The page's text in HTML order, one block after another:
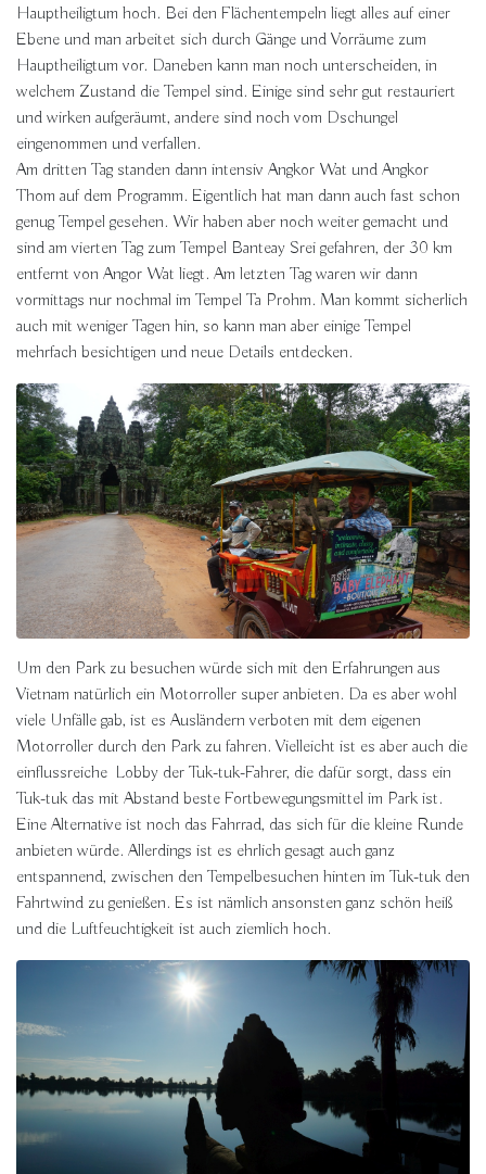
Hauptheiligtum hoch. Bei den Flächentempeln liegt alles auf einer
Ebene und man arbeitet sich durch Gänge und Vorräume zum
Hauptheiligtum vor. Daneben kann man noch unterscheiden, in
welchem Zustand die Tempel sind. Einige sind sehr gut restauriert
und wirken aufgeräumt, andere sind noch vom Dschungel
eingenommen und verfallen.
Am dritten Tag standen dann intensiv Angkor Wat und Angkor
Thom auf dem Programm. Eigentlich hat man dann auch fast schon
genug Tempel gesehen. Wir haben aber noch weiter gemacht und
sind am vierten Tag zum Tempel Banteay Srei gefahren, der 30 km
entfernt von Angor Wat liegt. Am letzten Tag waren wir dann
vormittags nur nochmal im Tempel Ta Prohm. Man kommt sicherlich
auch mit weniger Tagen hin, so kann man aber einige Tempel
mehrfach besichtigen und neue Details entdecken.
Um den Park zu besuchen würde sich mit den Erfahrungen aus
Vietnam natürlich ein Motorroller super anbieten. Da es aber wohl
viele Unfälle gab, ist es Ausländern verboten mit dem eigenen
Motorroller durch den Park zu fahren. Vielleicht ist es aber auch die
einflussreiche Lobby der Tuk-tuk-Fahrer, die dafür sorgt, dass ein
Tuk-tuk das mit Abstand beste Fortbewegungsmittel im Park ist.
Eine Alternative ist noch das Fahrrad, das sich für die kleine Runde
anbieten würde. Allerdings ist es ehrlich gesagt auch ganz
entspannend, zwischen den Tempelbesuchen hinten im Tuk-tuk den
Fahrtwind zu genießen. Es ist nämlich ansonsten ganz schön heiß
und die Luftfeuchtigkeit ist auch ziemlich hoch.